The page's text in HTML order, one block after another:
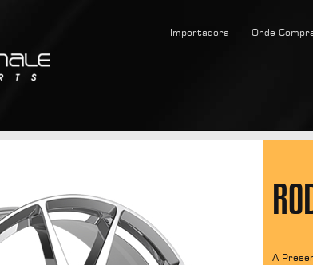
Importadora Onde
A